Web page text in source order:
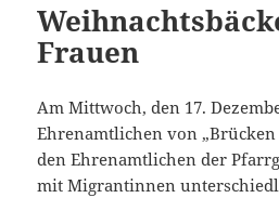
Frauen
Am Mittwoch, den 17.
Ehrenamtlichen von „Brücken
den Ehrenamtlichen der
mit Migrantinnen